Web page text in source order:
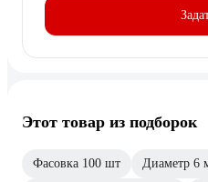
Этот товар из подборок
Фасовка 100 шт Диаметр 6